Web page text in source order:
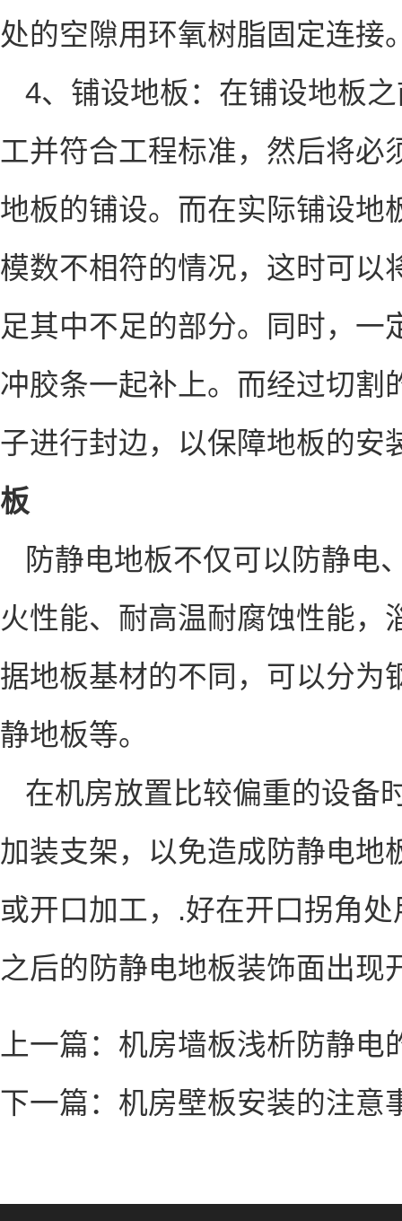
处的空隙用环氧树脂固定
4、铺设地板：在铺设地板
工并符合工程标准，然后将必
地板的铺设。而在实际铺设地
模数不相符的情况，这时可以
足其中不足的部分。同时，一
冲胶条一起补上。而经过切割
子进行封边，以保障地板的
板
防静电地板不仅可以防静电
火性能、耐高温耐腐蚀性能，
据地板基材的不同，可以分为
静地板等。
在机房放置比较偏重的设备
加装支架，以免造成防静电地
或开口加工，.好在开口拐角
之后的防静电地板装饰面出现
上一篇： 机房墙板浅析防静电
下一篇： 机房壁板安装的注意